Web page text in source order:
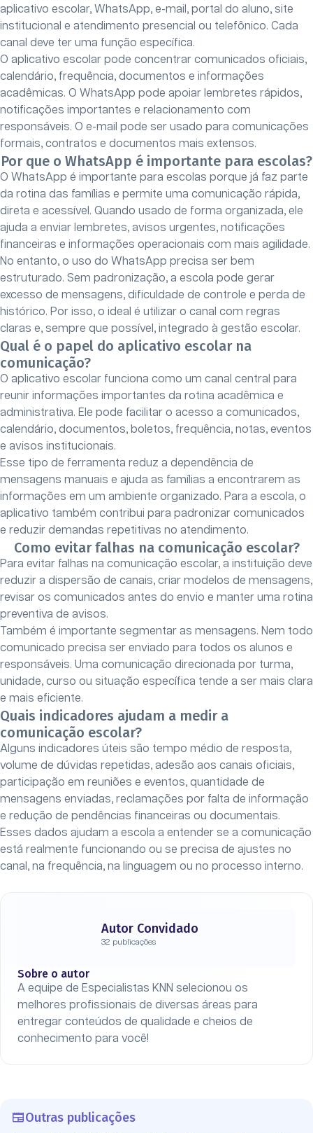
aplicativo escolar, WhatsApp, e-mail, portal do aluno, site
institucional e atendimento presencial ou telefônico. Cada
canal deve ter uma função específica.
O aplicativo escolar pode concentrar comunicados oficiais,
calendário, frequência, documentos e informações
acadêmicas. O WhatsApp pode apoiar lembretes rápidos,
notificações importantes e relacionamento com
responsáveis. O e-mail pode ser usado para comunicações
formais, contratos e documentos mais extensos.
Por que o WhatsApp é importante para escolas?
O WhatsApp é importante para escolas porque já faz parte
da rotina das famílias e permite uma comunicação rápida,
direta e acessível. Quando usado de forma organizada, ele
ajuda a enviar lembretes, avisos urgentes, notificações
financeiras e informações operacionais com mais agilidade.
No entanto, o uso do WhatsApp precisa ser bem
estruturado. Sem padronização, a escola pode gerar
excesso de mensagens, dificuldade de controle e perda de
histórico. Por isso, o ideal é utilizar o canal com regras
claras e, sempre que possível, integrado à gestão escolar.
Qual é o papel do aplicativo escolar na
comunicação?
O aplicativo escolar funciona como um canal central para
reunir informações importantes da rotina acadêmica e
administrativa. Ele pode facilitar o acesso a comunicados,
calendário, documentos, boletos, frequência, notas, eventos
e avisos institucionais.
Esse tipo de ferramenta reduz a dependência de
mensagens manuais e ajuda as famílias a encontrarem as
informações em um ambiente organizado. Para a escola, o
aplicativo também contribui para padronizar comunicados
e reduzir demandas repetitivas no atendimento.
Como evitar falhas na comunicação escolar?
Para evitar falhas na comunicação escolar, a instituição deve
reduzir a dispersão de canais, criar modelos de mensagens,
revisar os comunicados antes do envio e manter uma rotina
preventiva de avisos.
Também é importante segmentar as mensagens. Nem todo
comunicado precisa ser enviado para todos os alunos e
responsáveis. Uma comunicação direcionada por turma,
unidade, curso ou situação específica tende a ser mais clara
e mais eficiente.
Quais indicadores ajudam a medir a
comunicação escolar?
Alguns indicadores úteis são tempo médio de resposta,
volume de dúvidas repetidas, adesão aos canais oficiais,
participação em reuniões e eventos, quantidade de
mensagens enviadas, reclamações por falta de informação
e redução de pendências financeiras ou documentais.
Esses dados ajudam a escola a entender se a comunicação
está realmente funcionando ou se precisa de ajustes no
canal, na frequência, na linguagem ou no processo interno.
Autor Convidado
32 publicações
Sobre o autor
A equipe de Especialistas KNN selecionou os
melhores profissionais de diversas áreas para
entregar conteúdos de qualidade e cheios de
conhecimento para você!
Outras publicações